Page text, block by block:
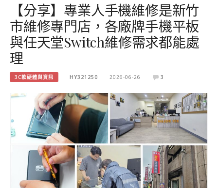
【分享】專業人手機維修是新竹
市維修專門店，各廠牌手機平板
與任天堂Switch維修需求都能處
理
3C軟硬體與資訊 HY321250 2026-06-26 3